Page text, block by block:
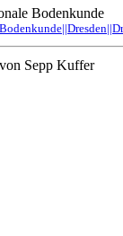
Bodenkunde
Sepp Kuffer